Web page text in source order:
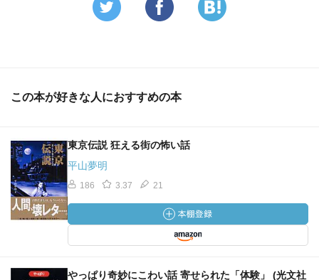
この本が好きな人におすすめの本
東京伝説 狂える街の怖い話
平山夢明
186 3.37 21
やっぱり奇妙にこわい話 寄せられた「体験」 (光文社